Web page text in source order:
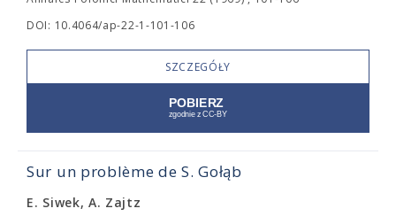
DOI: 10.4064/ap-22-1-101-106
SZCZEGÓŁY
Sur un problème de S. Gołąb
E. Siwek, A. Zajtz